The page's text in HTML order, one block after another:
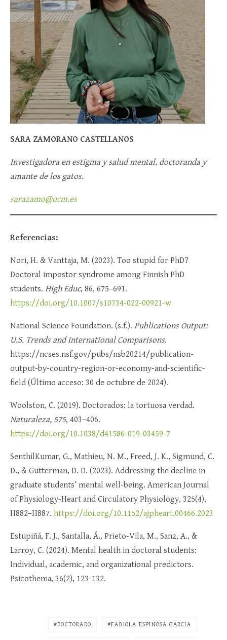
SARA ZAMORANO CASTELLANOS
Investigadora en estigma y salud mental, doctoranda y
amante de los gatos.
sarazamo@ucm.es
Referencias:
Nori, H. & Vanttaja, M. (2023). Too stupid for PhD?
Doctoral impostor syndrome among Finnish PhD
students. High Educ, 86, 675–691.
https://doi.org/10.1007/s10734-022-00921-w
National Science Foundation. (s.f.). Publications Output:
U.S. Trends and International Comparisons.
https://ncses.nsf.gov/pubs/nsb20214/publication-
output-by-country-region-or-economy-and-scientific-
field (Último acceso: 30 de octubre de 2024).
Woolston, C. (2019). Doctorados: la tortuosa verdad.
Naturaleza, 575, 403–406.
https://doi.org/10.1038/d41586-019-03459-7
SenthilKumar, G., Mathieu, N. M., Freed, J. K., Sigmund, C.
D., & Gutterman, D. D. (2023). Addressing the decline in
graduate students’ mental well-being. American Journal
of Physiology-Heart and Circulatory Physiology, 325(4),
H882–H887. https://doi.org/10.1152/ajpheart.00466.2023
Estupiñá, F. J., Santalla, Á., Prieto-Vila, M., Sanz, A., &
Larroy, C. (2024). Mental health in doctoral students:
Individual, academic, and organizational predictors.
Psicothema, 36(2), 123-132.
DOCTORADO FABIOLA ESPINOSA GARCIA